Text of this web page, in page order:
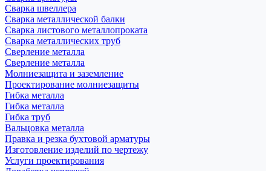
Сварка швеллера
Сварка металлической балки
Сварка листового металлопроката
Сварка металлических труб
Сверление металла
Сверление металла
Молниезащита и заземление
Проектирование молниезащиты
Гибка металла
Гибка металла
Гибка труб
Вальцовка металла
Правка и резка бухтовой арматуры
Изготовление изделий по чертежу
Услуги проектирования